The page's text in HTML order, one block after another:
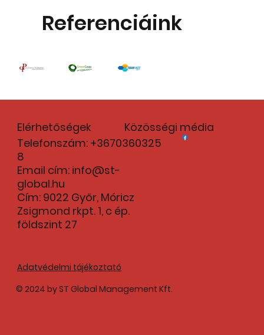
Referenciáink
Elérhetőségek
Telefonszám: +3670360325
8
Email cím: info@st-
global.hu
Cím: 9022 Győr, Móricz
Zsigmond rkpt. 1, c ép.
földszint 27
Közösségi média
© 2024 by ST Global Management Kft.
Adatvédelmi tájékoztató